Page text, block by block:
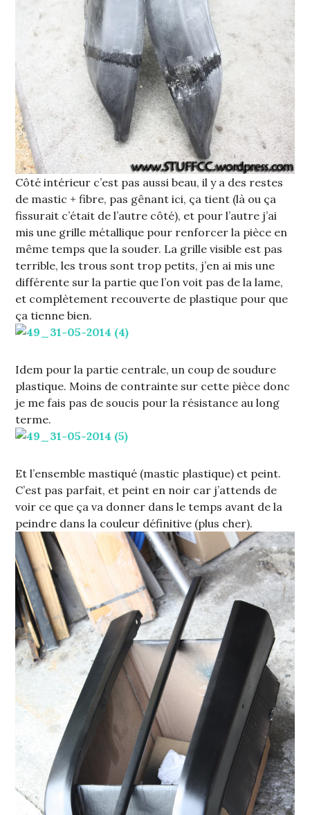
Côté intérieur c’est pas aussi beau, il y a des restes
de mastic + fibre, pas gênant ici, ça tient (là ou ça
fissurait c’était de l’autre côté), et pour l’autre j’ai
mis une grille métallique pour renforcer la pièce en
même temps que la souder. La grille visible est pas
terrible, les trous sont trop petits, j’en ai mis une
différente sur la partie que l’on voit pas de la lame,
et complètement recouverte de plastique pour que
ça tienne bien.
Idem pour la partie centrale, un coup de soudure
plastique. Moins de contrainte sur cette pièce donc
je me fais pas de soucis pour la résistance au long
terme.
Et l’ensemble mastiqué (mastic plastique) et peint.
C’est pas parfait, et peint en noir car j’attends de
voir ce que ça va donner dans le temps avant de la
peindre dans la couleur définitive (plus cher).